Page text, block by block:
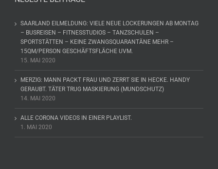
SAARLAND EILMELDUNG: VIELE NEUE LOCKERUNGEN AB MONTAG
– BUSREISEN – FITNESSTUDIOS – TANZSCHULEN –
SPORTSTÄTTEN – KEINE ZWANGSQUARANTÄNE MEHR –
15QM/PERSON GESCHÄFTSFLÄCHE UVM.
15. MAI 2020
MERZIG: MANN PACKT FRAU UND ZERRT SIE IN HECKE. HANDY
GERAUBT. TÄTER TRUG MASKIERUNG (MUNDSCHUTZ)
14. MAI 2020
ALLE CORONA VIDEOS IN EINER PLAYLIST.
1. MAI 2020